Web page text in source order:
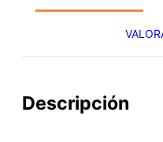
€
A
Descripción